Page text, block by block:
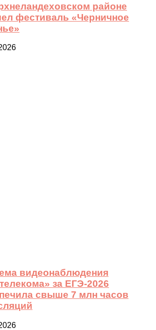
районе
фестиваль «Черничное
видеонаблюдения
за ЕГЭ-2026
свыше 7 млн часов